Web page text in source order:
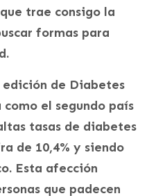
trae consigo la
formas para
de Diabetes
el segundo país
tasas de diabetes
de 10,4% y siendo
Esta afección
que padecen